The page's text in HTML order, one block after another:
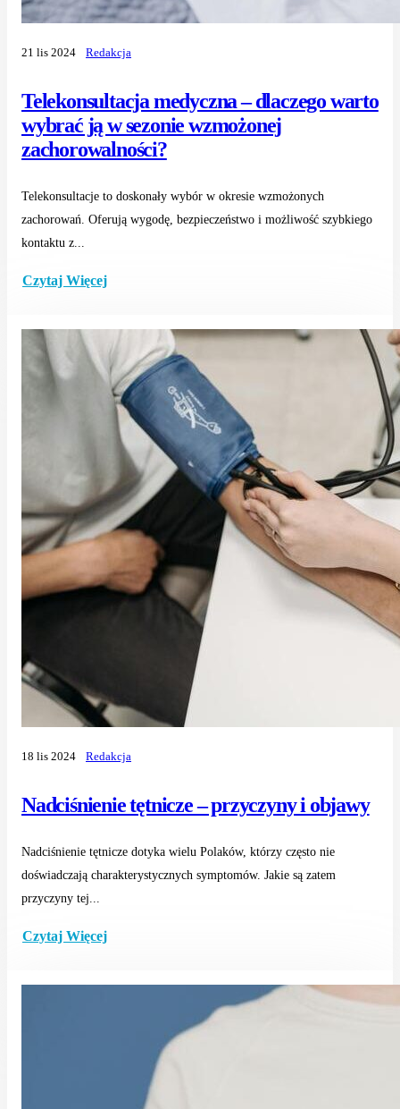
Telekonsultacja medyczna – dlaczego warto
wybrać ją w sezonie wzmożonej
zachorowalności?
21 lis 2024 Redakcja
Telekonsultacje to doskonały wybór w okresie wzmożonych
zachorowań. Oferują wygodę, bezpieczeństwo i możliwość szybkiego
kontaktu z...
Czytaj Więcej
Nadciśnienie tętnicze – przyczyny i objawy
18 lis 2024 Redakcja
Nadciśnienie tętnicze dotyka wielu Polaków, którzy często nie
doświadczają charakterystycznych symptomów. Jakie są zatem
przyczyny tej...
Czytaj Więcej